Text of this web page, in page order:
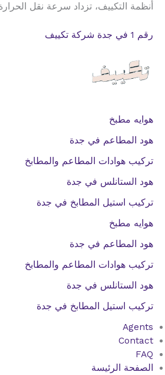
أنظمة التكييف، تزداد سرعة نقل
رقم 1 في جدة شركة تكييف
هوايه مطبخ
هود المطاعم في جدة
تركيب هوادات المطاعم والمطابخ
هود الستانلس في جدة
تركيب استيل المطابخ في جدة
هوايه مطبخ
هود المطاعم في جدة
تركيب هوادات المطاعم والمطابخ
هود الستانلس في جدة
تركيب استيل المطابخ في جدة
Agents
Contact
FAQ
الصفحة الرئيسة